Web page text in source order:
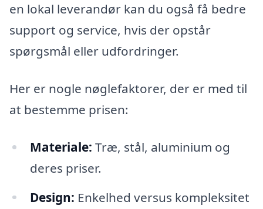
en lokal leverandør kan du også få bedre
support og service, hvis der opstår
spørgsmål eller udfordringer.
Her er nogle nøglefaktorer, der er med til
at bestemme prisen:
Materiale: Træ, stål, aluminium og
deres priser.
Design: Enkelhed versus kompleksitet